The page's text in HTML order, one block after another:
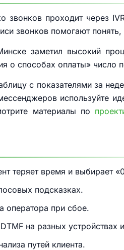
звонков проходит через
звонков помогают понять,
заметил высокий
о способах оплаты» число
с показателями за
используйте
материалы по
теряет время и выбирает
подсказках.
оператора при сбое.
на разных устройствах
путей клиента.